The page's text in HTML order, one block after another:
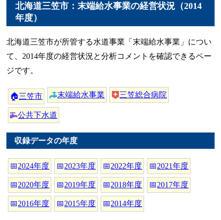
北海道三笠市：末端給水事業の経営状況（2014
年度）
北海道三笠市が所管する水道事業「末端給水事業」につい
て、2014年度の経営状況と分析コメントを確認できるペー
ジです。
🏠三笠市 末端給水事業 三笠総合病院
公共下水道
収録データの年度
📅2024年度 📅2023年度 📅2022年度 📅2021年度
📅2020年度 📅2019年度 📅2018年度 📅2017年度
📅2016年度 📅2015年度 📅2014年度